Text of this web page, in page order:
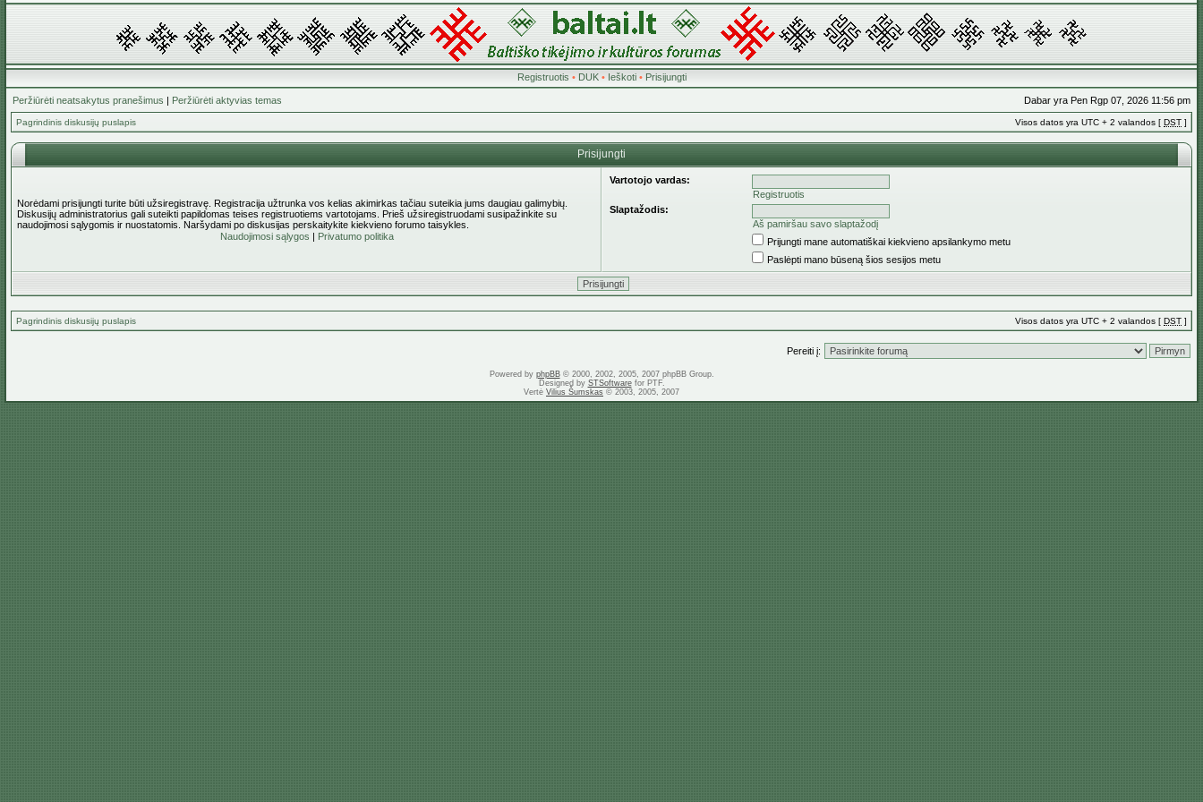
Registruotis • DUK• Ieškoti• Prisijungti
Peržiūrėti neatsakytus pranešimus | Peržiūrėti aktyvias temas Dabar yra Pen Rgp 07, 2026 11:56 pm
Pagrindinis diskusijų puslapis Visos datos yra UTC + 2 valandos [ DST ]
Prisijungti
Norėdami prisijungti turite būti užsiregistravę. Registracija užtrunka vos kelias akimirkas tačiau suteikia jums daugiau galimybių.
Diskusijų administratorius gali suteikti papildomas teises registruotiems vartotojams. Prieš užsiregistruodami susipažinkite su
naudojimosi sąlygomis ir nuostatomis. Naršydami po diskusijas perskaitykite kiekvieno forumo taisykles.
Naudojimosi sąlygos | Privatumo politika
Vartotojo vardas:
Registruotis
Slaptažodis:
Aš pamiršau savo slaptažodį
Prijungti mane automatiškai kiekvieno apsilankymo metu
Paslėpti mano būseną šios sesijos metu
Pagrindinis diskusijų puslapis Visos datos yra UTC + 2 valandos [ DST ]
Pereiti į:
Powered by phpBB© 2000, 2002, 2005, 2007 phpBB Group.
Designed by STSoftwarefor PTF.
Vertė Vilius Šumskas © 2003, 2005, 2007